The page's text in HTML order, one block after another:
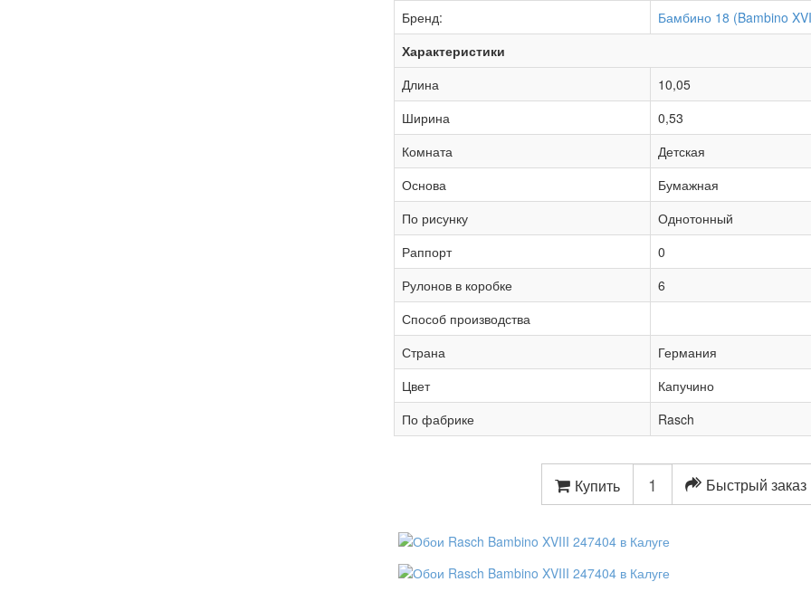
Бренд:
Бамбино 18 (Bambino
Характеристики
Длина
10,05
Ширина
0,53
Комната
Детская
Основа
Бумажная
По рисунку
Однотонный
Раппорт
0
Рулонов в коробке
6
Способ производства
Страна
Германия
Цвет
Капучино
По фабрике
Rasch
Купить Быстрый заказ